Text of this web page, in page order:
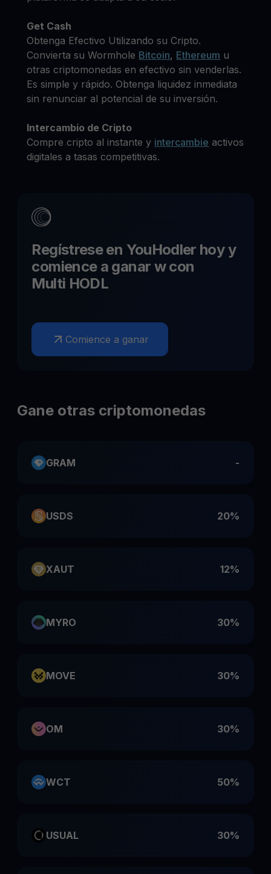
Get Cash
Obtenga Efectivo Utilizando su Cripto.
Convierta su Wormhole Bitcoin, Ethereum u
otras criptomonedas en efectivo sin venderlas.
Es simple y rápido. Obtenga liquidez inmediata
sin renunciar al potencial de su inversión.
Intercambio de Cripto
Compre cripto al instante y intercambie activos
digitales a tasas competitivas.
Regístrese en YouHodler hoy y
comience a ganar w con
Multi HODL
Comience a ganar
Gane otras criptomonedas
GRAM -
USDS 20%
XAUT 12%
MYRO 30%
MOVE 30%
OM 30%
WCT 50%
USUAL 30%